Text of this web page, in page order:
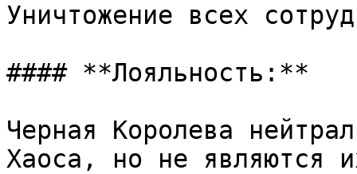
Уничтожение всех
#### **Лояльность:**
Черная Королева
Хаоса, но не являются